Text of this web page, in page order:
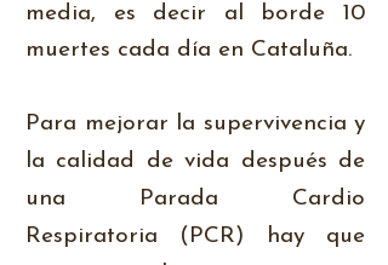
media, es decir al borde 10
muertes cada día en Cataluña.
Para mejorar la supervivencia y
la calidad de vida después de
una Parada Cardio
Respiratoria (PCR) hay que